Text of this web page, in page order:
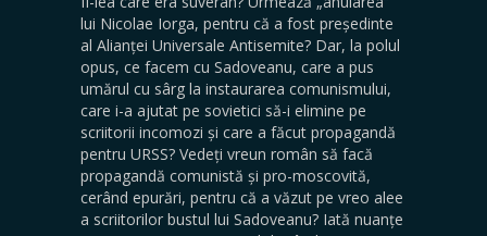
lui Nicolae Iorga, pentru că a fost președinte
al Alianței Universale Antisemite? Dar, la polul
opus, ce facem cu Sadoveanu, care a pus
umărul cu sârg la instaurarea comunismului,
care i-a ajutat pe sovietici să-i elimine pe
scriitorii incomozi și care a făcut propagandă
pentru URSS? Vedeți vreun român să facă
propagandă comunistă și pro-moscovită,
cerând epurări, pentru că a văzut pe vreo alee
a scriitorilor bustul lui Sadoveanu? Iată nuanțe